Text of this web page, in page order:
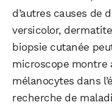
d’autres causes de
versicolor,
biopsie cutanée
microscope montre
mélanocytes dans
recherche de